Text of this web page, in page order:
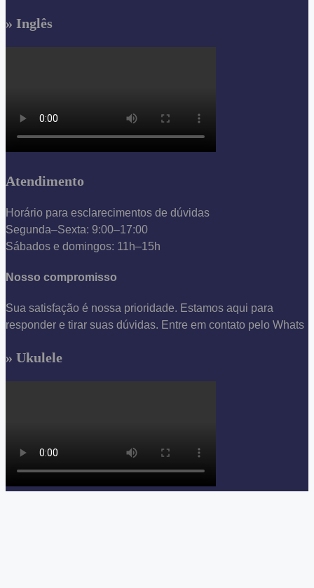
» Inglês
Atendimento
Horário para esclarecimentos de dúvidas
Segunda–Sexta: 9:00–17:00
Sábados e domingos: 11h–15h
Nosso compromisso
Sua satisfação é nossa prioridade. Estamos aqui para
responder e tirar suas dúvidas. Entre em contato pelo Whats
» Ukulele